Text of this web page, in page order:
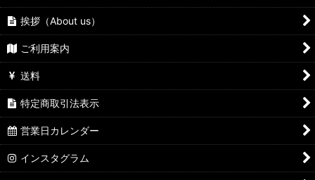
挨拶（About us）
ご利用案内
送料
特定商取引法表示
営業日カレンダー
インスタグラム